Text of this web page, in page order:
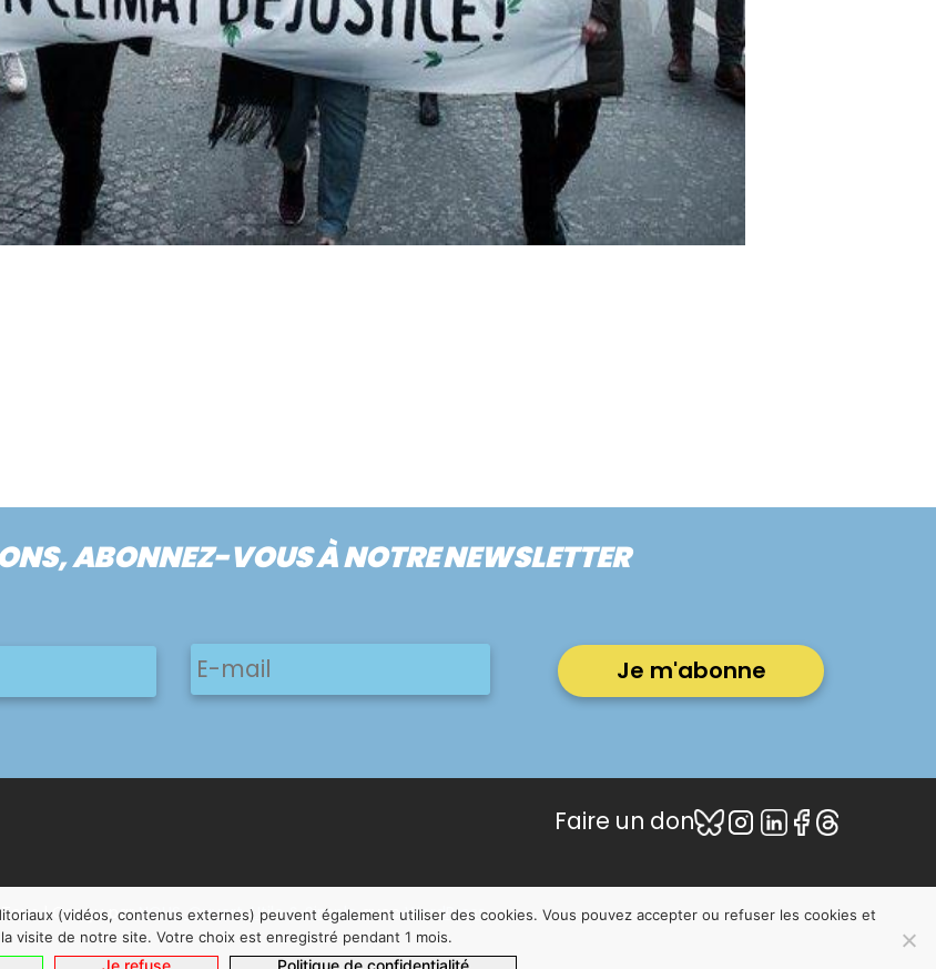
ABONNEZ-VOUS À NOTRE NEWSLETTER
Prénom
E-
mail
Faire un don
| Conçu parNOUS, Ouvert, Utile & SimpleavecWordPress
(vidéos, contenus externes) peuvent également utiliser des cookies. Vous pouvez accepter ou refuser les cookies et
visite de notre site. Votre choix est enregistré pendant 1 mois.
Je refuse Politique de confidentialité